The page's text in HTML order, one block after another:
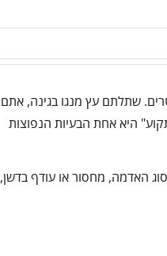
שתלתם עץ מנגו בגינה, אתם
היא אחת הבעיות הנפוצות
האדמה, מחסור או עודף בדשן,